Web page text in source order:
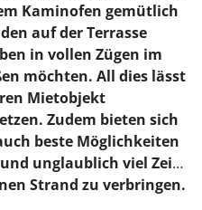
Kaminofen gemütlich
auf der Terrasse
in vollen Zügen im
möchten. All dies lässt
Mietobjekt
Zudem bieten sich
beste Möglichkeiten
unglaublich viel Zeit
Strand zu verbringen.